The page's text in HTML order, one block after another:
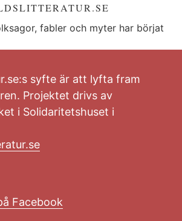
fabler och myter har börjat
syfte är att lyfta fram
Projektet drivs av
i Solidaritetshuset i
Facebook